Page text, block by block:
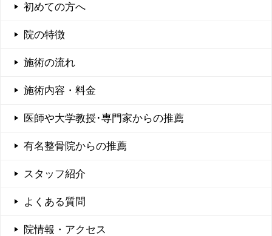
初めての方へ
院の特徴
施術の流れ
施術内容・料金
医師や大学教授･専門家からの推薦
有名整骨院からの推薦
スタッフ紹介
よくある質問
院情報・アクセス